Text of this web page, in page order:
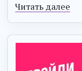
Читать далее